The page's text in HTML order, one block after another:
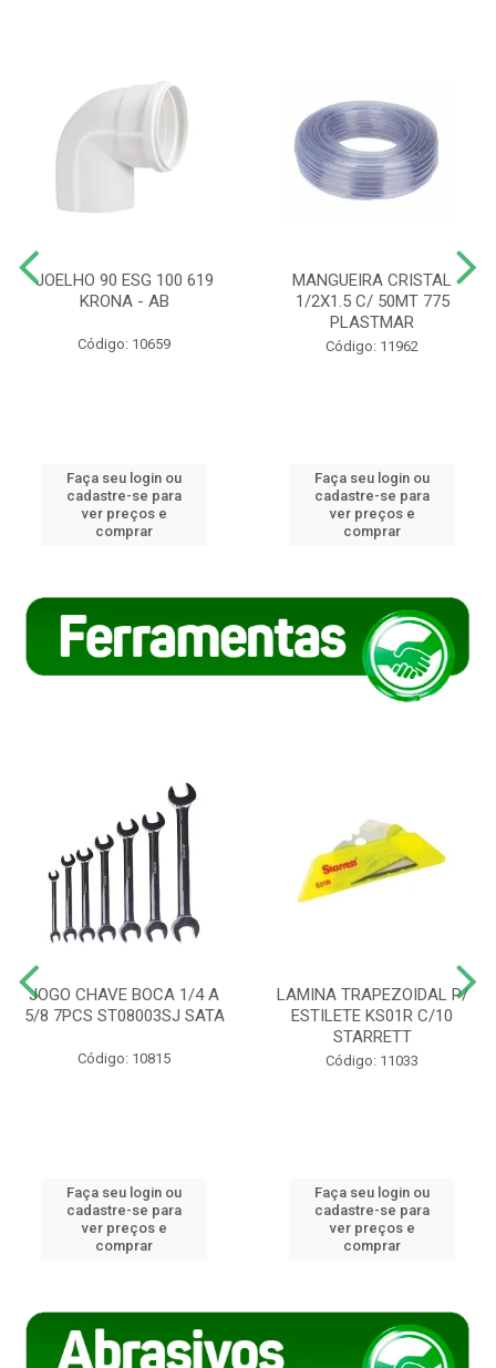
JOELHO 90 ESG 100 619
KRONA - AB
Código: 10659
Faça seu login ou
cadastre-se para
ver preços e
comprar
MANGUEIRA CRISTAL
1/2X1.5 C/ 50MT 775
PLASTMAR
Código: 11962
Faça seu login ou
cadastre-se para
ver preços e
comprar
JOGO CHAVE BOCA 1/4 A
5/8 7PCS ST08003SJ SATA
Código: 10815
Faça seu login ou
cadastre-se para
ver preços e
comprar
LAMINA TRAPEZOIDAL P/
ESTILETE KS01R C/10
STARRETT
Código: 11033
Faça seu login ou
cadastre-se para
ver preços e
comprar